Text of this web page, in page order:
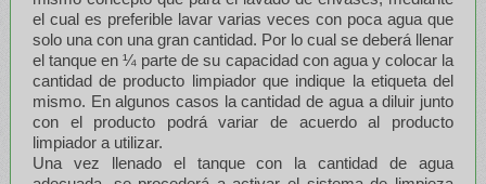
el cual es preferible lavar varias veces con poca agua que
solo una con una gran cantidad. Por lo cual se deberá llenar
el tanque en ¼ parte de su capacidad con agua y colocar la
cantidad de producto limpiador que indique la etiqueta del
mismo. En algunos casos la cantidad de agua a diluir junto
con el producto podrá variar de acuerdo al producto
limpiador a utilizar.
Una vez llenado el tanque con la cantidad de agua